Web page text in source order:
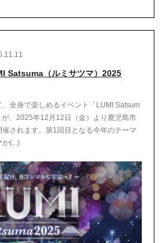
Satsuma（ルミサツマ）2025
全身で楽しめるイベント「LUMI Satsum
、2025年12月12日（金）より鹿児島市
されます。第1回目となる今年のテーマ
か(...)